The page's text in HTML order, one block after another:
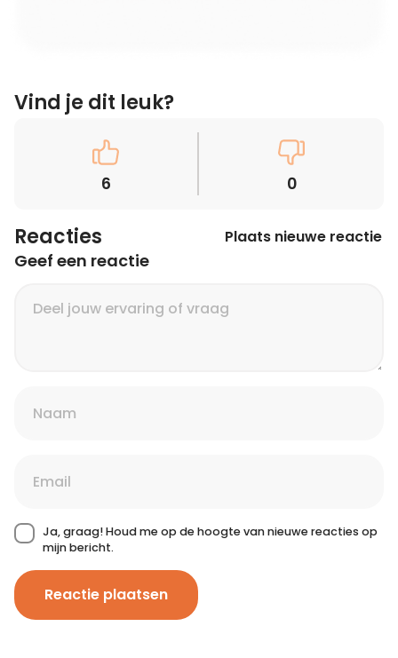
Vind je dit leuk?
6 0
Reacties Plaats nieuwe reactie
Geef een reactie
Ja, graag! Houd me op de hoogte van nieuwe reacties op
mijn bericht.
Reactie plaatsen